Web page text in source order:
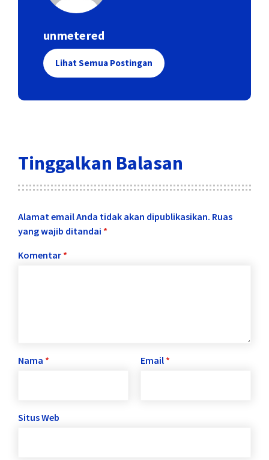
unmetered
Lihat Semua Postingan
Tinggalkan Balasan
Alamat email Anda tidak akan dipublikasikan. Ruas
yang wajib ditandai *
Komentar *
Nama * Email *
Situs Web